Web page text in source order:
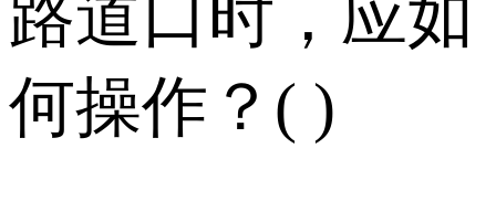
路道口时，应如
何操作？( )